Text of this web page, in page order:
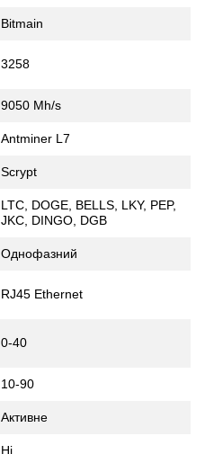
Bitmain
3258
9050 Mh/s
Antminer L7
Scrypt
LTC, DOGE, BELLS, LKY, PEP,
JKC, DINGO, DGB
Oднофазний
RJ45 Ethernet
0-40
10-90
Активне
Ні